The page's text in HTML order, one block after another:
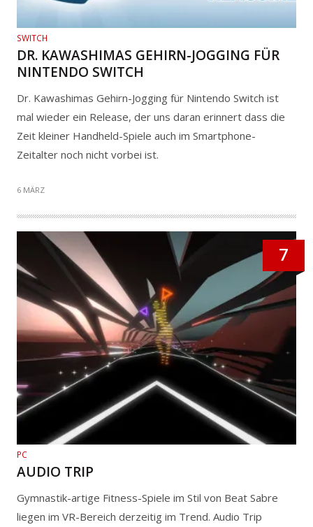
SWITCH
DR. KAWASHIMAS GEHIRN-JOGGING FÜR
NINTENDO SWITCH
Dr. Kawashimas Gehirn-Jogging für Nintendo Switch ist
mal wieder ein Release, der uns daran erinnert dass die
Zeit kleiner Handheld-Spiele auch im Smartphone-
Zeitalter noch nicht vorbei ist.
6 MÄRZ
7
PC
AUDIO TRIP
Gymnastik-artige Fitness-Spiele im Stil von Beat Sabre
liegen im VR-Bereich derzeitig im Trend. Audio Trip